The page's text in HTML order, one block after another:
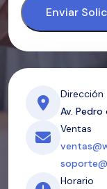
Enviar
Dirección
Av. Pedro
Ventas
Horario